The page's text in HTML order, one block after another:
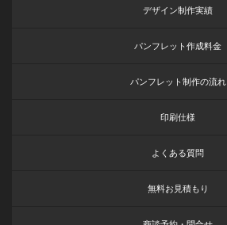
デザイン制作実績
パンフレット作成料金
パンフレット制作の流れ
印刷仕様
よくある質問
無料お見積もり